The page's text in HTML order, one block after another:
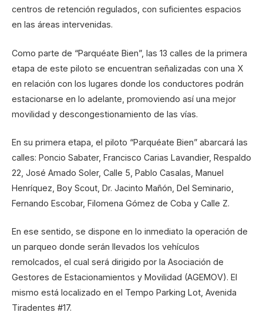
centros de retención regulados, con suficientes espacios
en las áreas intervenidas.
Como parte de “Parquéate Bien”, las 13 calles de la primera
etapa de este piloto se encuentran señalizadas con una X
en relación con los lugares donde los conductores podrán
estacionarse en lo adelante, promoviendo así una mejor
movilidad y descongestionamiento de las vías.
En su primera etapa, el piloto “Parquéate Bien” abarcará las
calles: Poncio Sabater, Francisco Carias Lavandier, Respaldo
22, José Amado Soler, Calle 5, Pablo Casalas, Manuel
Henríquez, Boy Scout, Dr. Jacinto Mañón, Del Seminario,
Fernando Escobar, Filomena Gómez de Coba y Calle Z.
En ese sentido, se dispone en lo inmediato la operación de
un parqueo donde serán llevados los vehículos
remolcados, el cual será dirigido por la Asociación de
Gestores de Estacionamientos y Movilidad (AGEMOV). El
mismo está localizado en el Tempo Parking Lot, Avenida
Tiradentes #17.